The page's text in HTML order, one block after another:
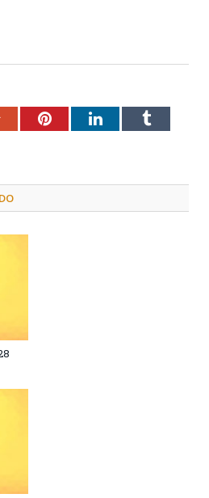
Google+PinterestLinkedInTumblr